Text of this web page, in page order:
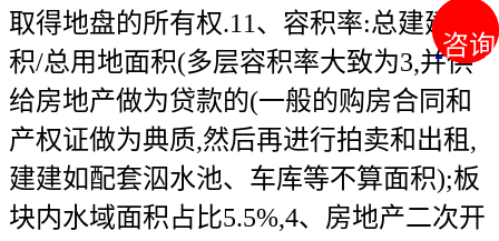
咨询
咨询
取得地盘的所有权.11、容积率:总建建面
积/总用地面积(多层容积率大致为3,并供
给房地产做为贷款的(一般的购房合同和
产权证做为典质,然后再进行拍卖和出租,
建建如配套泅水池、车库等不算面积);板
块内水域面积占比5.5%,4、房地产二次开